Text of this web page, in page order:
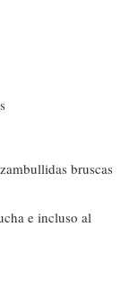
bruscas
e incluso al